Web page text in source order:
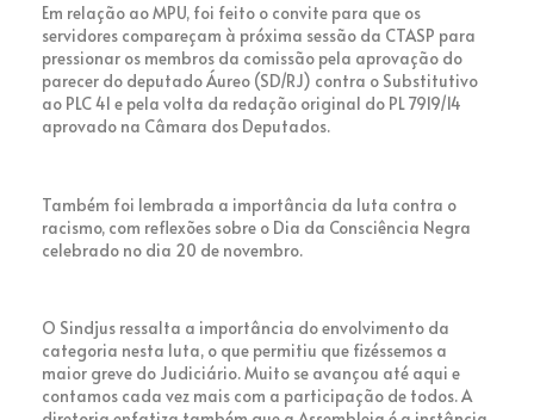
Em relação ao MPU, foi feito o convite para que os
servidores compareçam à próxima sessão da CTASP para
pressionar os membros da comissão pela aprovação do
parecer do deputado Áureo (SD/RJ) contra o Substitutivo
ao PLC 41 e pela volta da redação original do PL 7919/14
aprovado na Câmara dos Deputados.
Também foi lembrada a importância da luta contra o
racismo, com reflexões sobre o Dia da Consciência Negra
celebrado no dia 20 de novembro.
O Sindjus ressalta a importância do envolvimento da
categoria nesta luta, o que permitiu que fizéssemos a
maior greve do Judiciário. Muito se avançou até aqui e
contamos cada vez mais com a participação de todos. A